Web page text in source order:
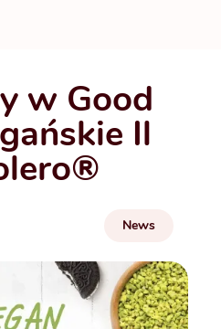
w Good
Il
News